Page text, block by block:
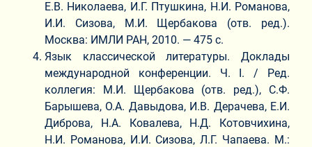
Е.В. Николаева, И.Г. Птушкина, Н.И. Романова,
И.И. Сизова, М.И. Щербакова (отв. ред.).
Москва: ИМЛИ РАН, 2010. ― 475 с.
Язык классической литературы. Доклады
международной конференции. Ч. I. / Ред.
коллегия: М.И. Щербакова (отв. ред.), С.Ф.
Барышева, О.А. Давыдова, И.В. Дерачева, Е.И.
Диброва, Н.А. Ковалева, Н.Д. Котовчихина,
Н.И. Романова, И.И. Сизова, Л.Г. Чапаева. М.: